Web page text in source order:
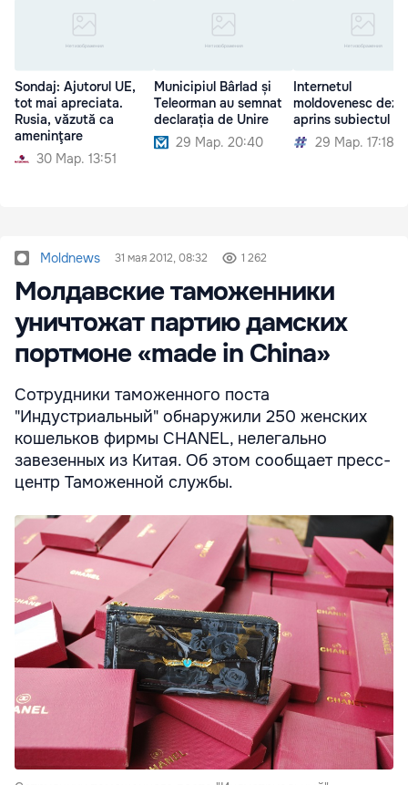
Sondaj: Ajutorul UE,
tot mai apreciata.
Rusia, văzută ca
ameninţare
30 Мар. 13:51
Municipiul Bârlad și
Teleorman au semnat
declarația de Unire
29 Мар. 20:40
Internetul
moldovenesc
aprins subiectul
29 Мар. 17:18
Moldnews 31 мая 2012, 08:32 1 262
Молдавские таможенники
уничтожат партию дамских
портмоне «made in China»
Сотрудники таможенного поста
"Индустриальный" обнаружили 250 женских
кошельков фирмы СHANEL, нелегально
завезенных из Китая. Об этом сообщает пресс-
центр Таможенной службы.